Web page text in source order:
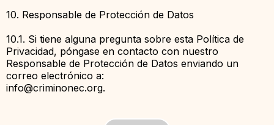
10. Responsable de Protección de Datos
10.1. Si tiene alguna pregunta sobre esta Política de
Privacidad, póngase en contacto con nuestro
Responsable de Protección de Datos enviando un
correo electrónico a:
info@criminonec.org.